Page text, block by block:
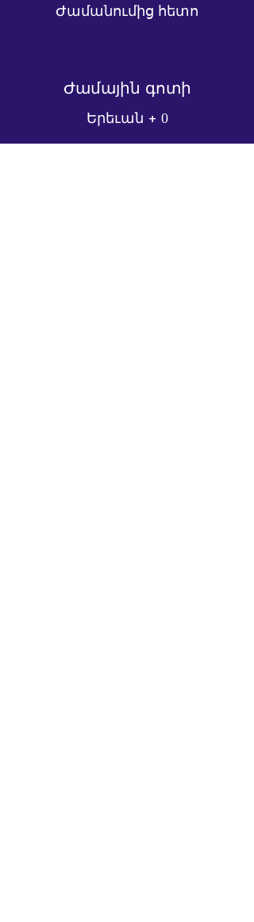
Ժամանումից հետո
Ժամային գոտի
Երեւան + 0